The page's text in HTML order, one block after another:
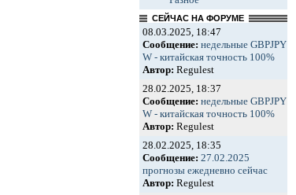
СЕЙЧАС НА ФОРУМЕ
08.03.2025, 18:47
Сообщение: недельные GBPJPY
W - китайская точность 100%
Автор: Regulest
28.02.2025, 18:37
Сообщение: недельные GBPJPY
W - китайская точность 100%
Автор: Regulest
28.02.2025, 18:35
Сообщение: 27.02.2025
прогнозы ежедневно сейчас
Автор: Regulest